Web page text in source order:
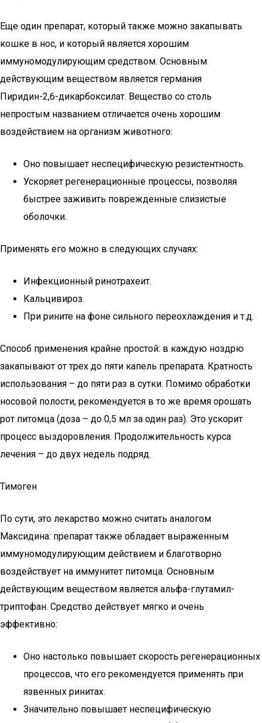
Еще один препарат, который также можно закапывать
кошке в нос, и который является хорошим
иммуномодулирующим средством. Основным
действующим веществом является германия
Пиридин-2,6-дикарбоксилат. Вещество со столь
непростым названием отличается очень хорошим
воздействием на организм животного:
Оно повышает неспецифическую резистентность.
Ускоряет регенерационные процессы, позволяя
быстрее заживить поврежденные слизистые
оболочки.
Применять его можно в следующих случаях:
Инфекционный ринотрахеит.
Кальцивироз.
При рините на фоне сильного переохлаждения и т.д.
Способ применения крайне простой: в каждую ноздрю
закапывают от трех до пяти капель препарата. Кратность
использования – до пяти раз в сутки. Помимо обработки
носовой полости, рекомендуется в то же время орошать
рот питомца (доза – до 0,5 мл за один раз). Это ускорит
процесс выздоровления. Продолжительность курса
лечения – до двух недель подряд.
Тимоген
По сути, это лекарство можно считать аналогом
Максидина: препарат также обладает выраженным
иммуномодулирующим действием и благотворно
воздействует на иммунитет питомца. Основным
действующим веществом является альфа-глутамил-
триптофан. Средство действует мягко и очень
эффективно:
Оно настолько повышает скорость регенерационных
процессов, что его рекомендуется применять при
язвенных ринитах.
Значительно повышает неспецифическую